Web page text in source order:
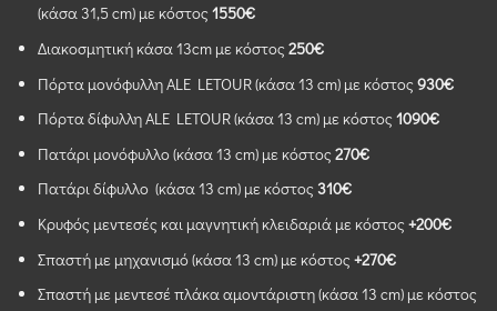
(κάσα 31,5 cm) με κόστος 1550€
Διακοσμητική κάσα 13cm με κόστος 250€
Πόρτα μονόφυλλη ALE LETOUR (κάσα 13 cm) με κόστος 930€
Πόρτα δίφυλλη ALE LETOUR (κάσα 13 cm) με κόστος 1090€
Πατάρι μονόφυλλο (κάσα 13 cm) με κόστος 270€
Πατάρι δίφυλλο (κάσα 13 cm) με κόστος 310€
Κρυφός μεντεσές και μαγνητική κλειδαριά με κόστος +200€
Σπαστή με μηχανισμό (κάσα 13 cm) με κόστος +270€
Σπαστή με μεντεσέ πλάκα αμοντάριστη (κάσα 13 cm) με κόστος